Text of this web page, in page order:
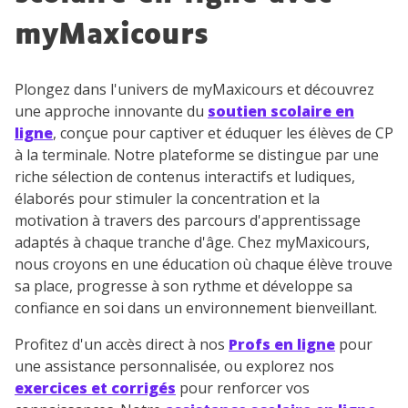
myMaxicours
Plongez dans l'univers de myMaxicours et découvrez
une approche innovante du soutien scolaire en
ligne, conçue pour captiver et éduquer les élèves de CP
à la terminale. Notre plateforme se distingue par une
riche sélection de contenus interactifs et ludiques,
élaborés pour stimuler la concentration et la
motivation à travers des parcours d'apprentissage
adaptés à chaque tranche d'âge. Chez myMaxicours,
nous croyons en une éducation où chaque élève trouve
sa place, progresse à son rythme et développe sa
confiance en soi dans un environnement bienveillant.
Profitez d'un accès direct à nos Profs en ligne pour
une assistance personnalisée, ou explorez nos
exercices et corrigés pour renforcer vos
désinscription présent dans chaque newsletter. Pour
en savoir plus sur la gestion de vos données